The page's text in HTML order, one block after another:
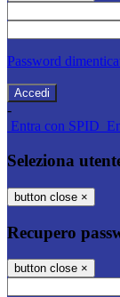
Password
-
Entra con SPID
Seleziona
button close ×
Recupero
button close ×